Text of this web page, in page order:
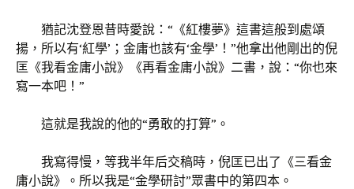
猶記沈登恩昔時愛說：“《紅樓夢》這書這般到處頌
揚，所以有‘紅學’；金庸也該有‘金學’！”他拿出他剛出的倪
匡《我看金庸小說》《再看金庸小說》二書，說：“你也來
寫一本吧！”
這就是我說的他的“勇敢的打算”。
我寫得慢，等我半年后交稿時，倪匡已出了《三看金
庸小說》。所以我是“金學研討”眾書中的第四本。